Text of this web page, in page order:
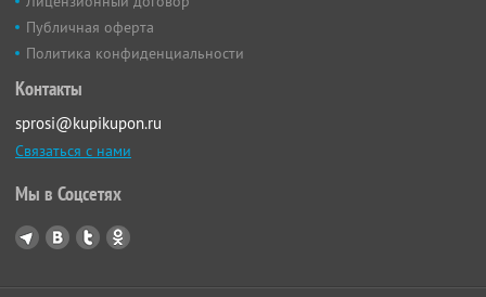
Публичная оферта
Политика конфиденциальности
Контакты
sprosi@kupikupon.ru
Связаться с нами
Мы в Соцсетях